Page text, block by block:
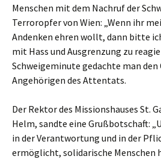
Menschen mit dem Nachruf der
Terroropfer von Wien: „Wenn ihr
Andenken ehren wollt, dann bitte
mit Hass und Ausgrenzung zu
Schweigeminute gedachte man den
Angehörigen des Attentats.
Der Rektor des Missionshauses St.
Helm, sandte eine Grußbotschaft:
in der Verantwortung und in der
ermöglicht, solidarische Menschen